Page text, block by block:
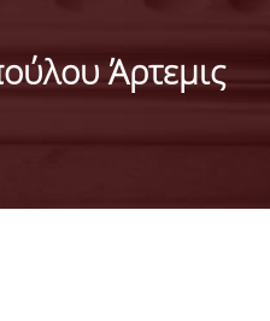
Άρτεμις